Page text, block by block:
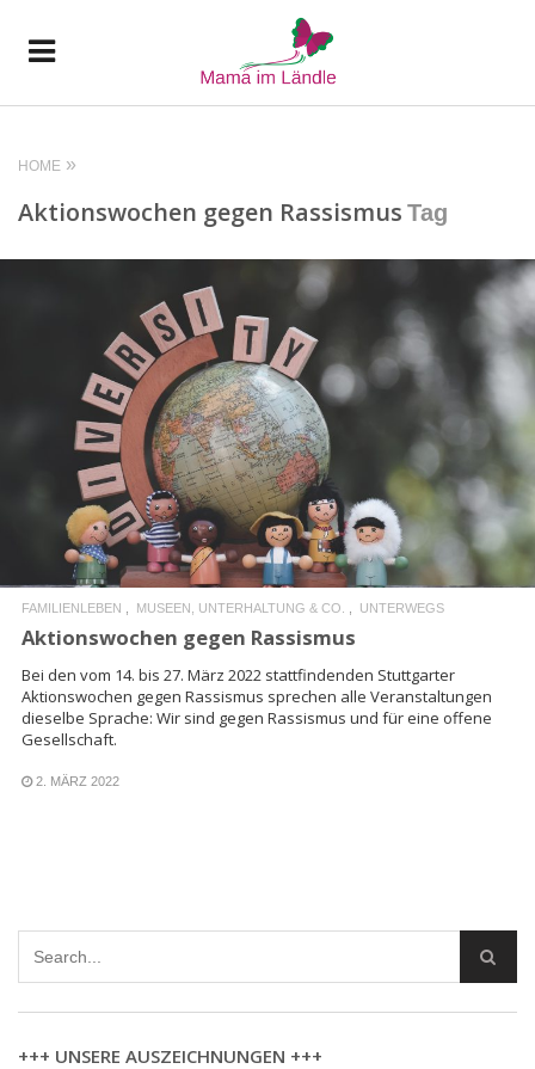
HOME
Aktionswochen gegen Rassismus Tag
READ MORE
FAMILIENLEBEN MUSEEN, UNTERHALTUNG & CO. UNTERWEGS
Aktionswochen gegen Rassismus
Bei den vom 14. bis 27. März 2022 stattfindenden Stuttgarter
Aktionswochen gegen Rassismus sprechen alle Veranstaltungen
dieselbe Sprache: Wir sind gegen Rassismus und für eine offene
Gesellschaft.
2. MÄRZ 2022
+++ UNSERE AUSZEICHNUNGEN +++